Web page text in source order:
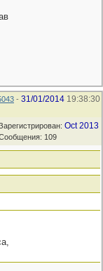
- 31/01/2014 19:38:30
Oct 2013
109